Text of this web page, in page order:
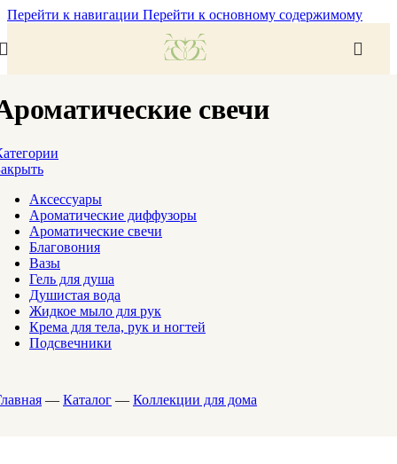
Перейти к навигации Перейти к основному содержимому
свечи
Аксессуары
Ароматические диффузоры
Ароматические свечи
Благовония
Вазы
Гель для душа
Душистая вода
Жидкое мыло для рук
Крема для тела, рук и ногтей
Подсвечники
— Каталог — Коллекции для дома